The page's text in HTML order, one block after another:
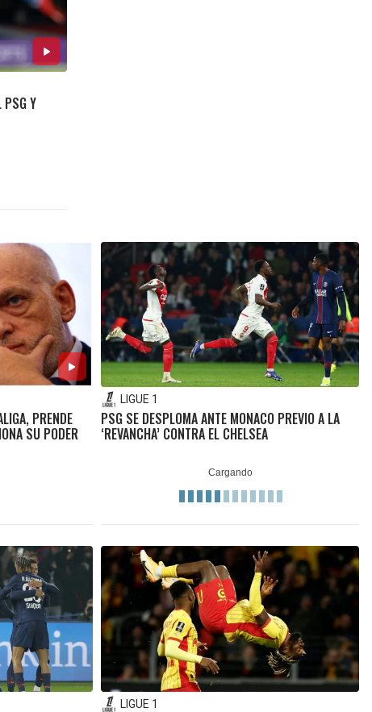
PSG Y
PRENDE
SU PODER
LIGUE 1
PSG SE DESPLOMA ANTE MONACO PREVIO A LA
‘REVANCHA’ CONTRA EL CHELSEA
LIGUE 1